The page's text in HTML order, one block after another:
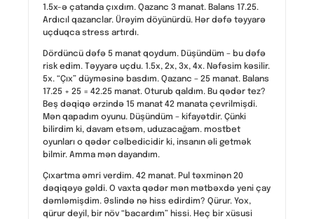
1.5x-ə çatanda çıxdım. Qazanc 3 manat. Balans 17.25.
Ardıcıl qazanclar. Ürəyim döyünürdü. Hər dəfə təyyarə
uçduqca stress artırdı.
Dördüncü dəfə 5 manat qoydum. Düşündüm – bu dəfə
risk edim. Təyyarə uçdu. 1.5x, 2x, 3x, 4x. Nəfəsim kəsilir.
5x. “Çıx” düyməsinə basdım. Qazanc – 25 manat. Balans
17.25 + 25 = 42.25 manat. Oturub qaldım. Bu qədər tez?
Beş dəqiqə ərzində 15 manat 42 manata çevrilmişdi.
Mən qapadım oyunu. Düşündüm – kifayətdir. Çünki
bilirdim ki, davam etsəm, uduzacağam. mostbet
oyunları o qədər cəlbedicidir ki, insanın əli getmək
bilmir. Amma mən dayandım.
Çıxartma əmri verdim. 42 manat. Pul təxminən 20
dəqiqəyə gəldi. O vaxta qədər mən mətbəxdə yeni çay
dəmləmişdim. Əslində nə hiss edirdim? Qürur. Yox,
qürur deyil, bir növ “bacardım” hissi. Heç bir xüsusi